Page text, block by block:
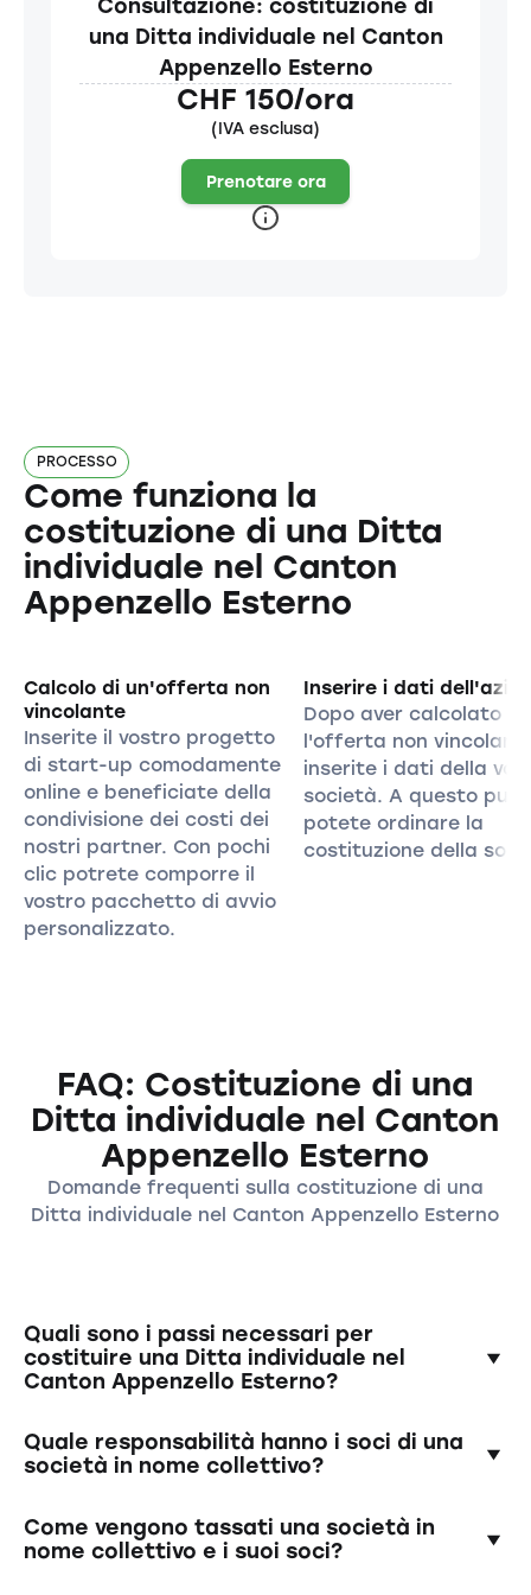
Consultazione: costituzione di
una Ditta individuale nel Canton
Appenzello Esterno
CHF 150/ora
(IVA esclusa)
Prenotare ora
PROCESSO
Come funziona la
costituzione di una Ditta
individuale nel Canton
Appenzello Esterno
Calcolo di un'offerta non
vincolante
Inserite il vostro progetto
di start-up comodamente
online e beneficiate della
condivisione dei costi dei
nostri partner. Con pochi
clic potrete comporre il
vostro pacchetto di avvio
personalizzato.
Inserire i dati
Dopo aver calcolato
l'offerta non
inserite i dati della
società. A questo
potete ordinare la
costituzione della
FAQ: Costituzione di una
Ditta individuale nel Canton
Appenzello Esterno
Domande frequenti sulla costituzione di una
Ditta individuale nel Canton Appenzello Esterno
Quali sono i passi necessari per
costituire una Ditta individuale nel
Canton Appenzello Esterno?
Per la costituzione di una società in nome
collettivo, i soci devono redigere un contratto
denominazione sociale, l'oggetto sociale, gli
obblighi di contribuzione dei soci e altri
Quale responsabilità hanno i soci di una
società in nome collettivo?
I soci rispondono illimitatamente e
solidalmente con tutto il loro patrimonio per le
Come vengono tassati una società in
nome collettivo e i suoi soci?